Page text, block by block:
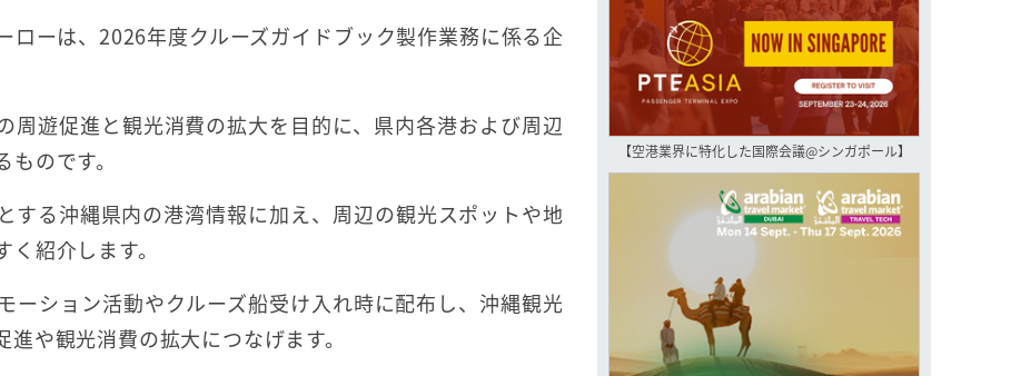
ーは、2026年度クルーズガイドブック製作業務に係る企
周遊促進と観光消費の拡大を目的に、県内各港および周辺
のです。
する沖縄県内の港湾情報に加え、周辺の観光スポットや地
紹介します。
ーション活動やクルーズ船受け入れ時に配布し、沖縄観光
や観光消費の拡大につなげます。
【空港業界に特化した国際会議@シンガポール】